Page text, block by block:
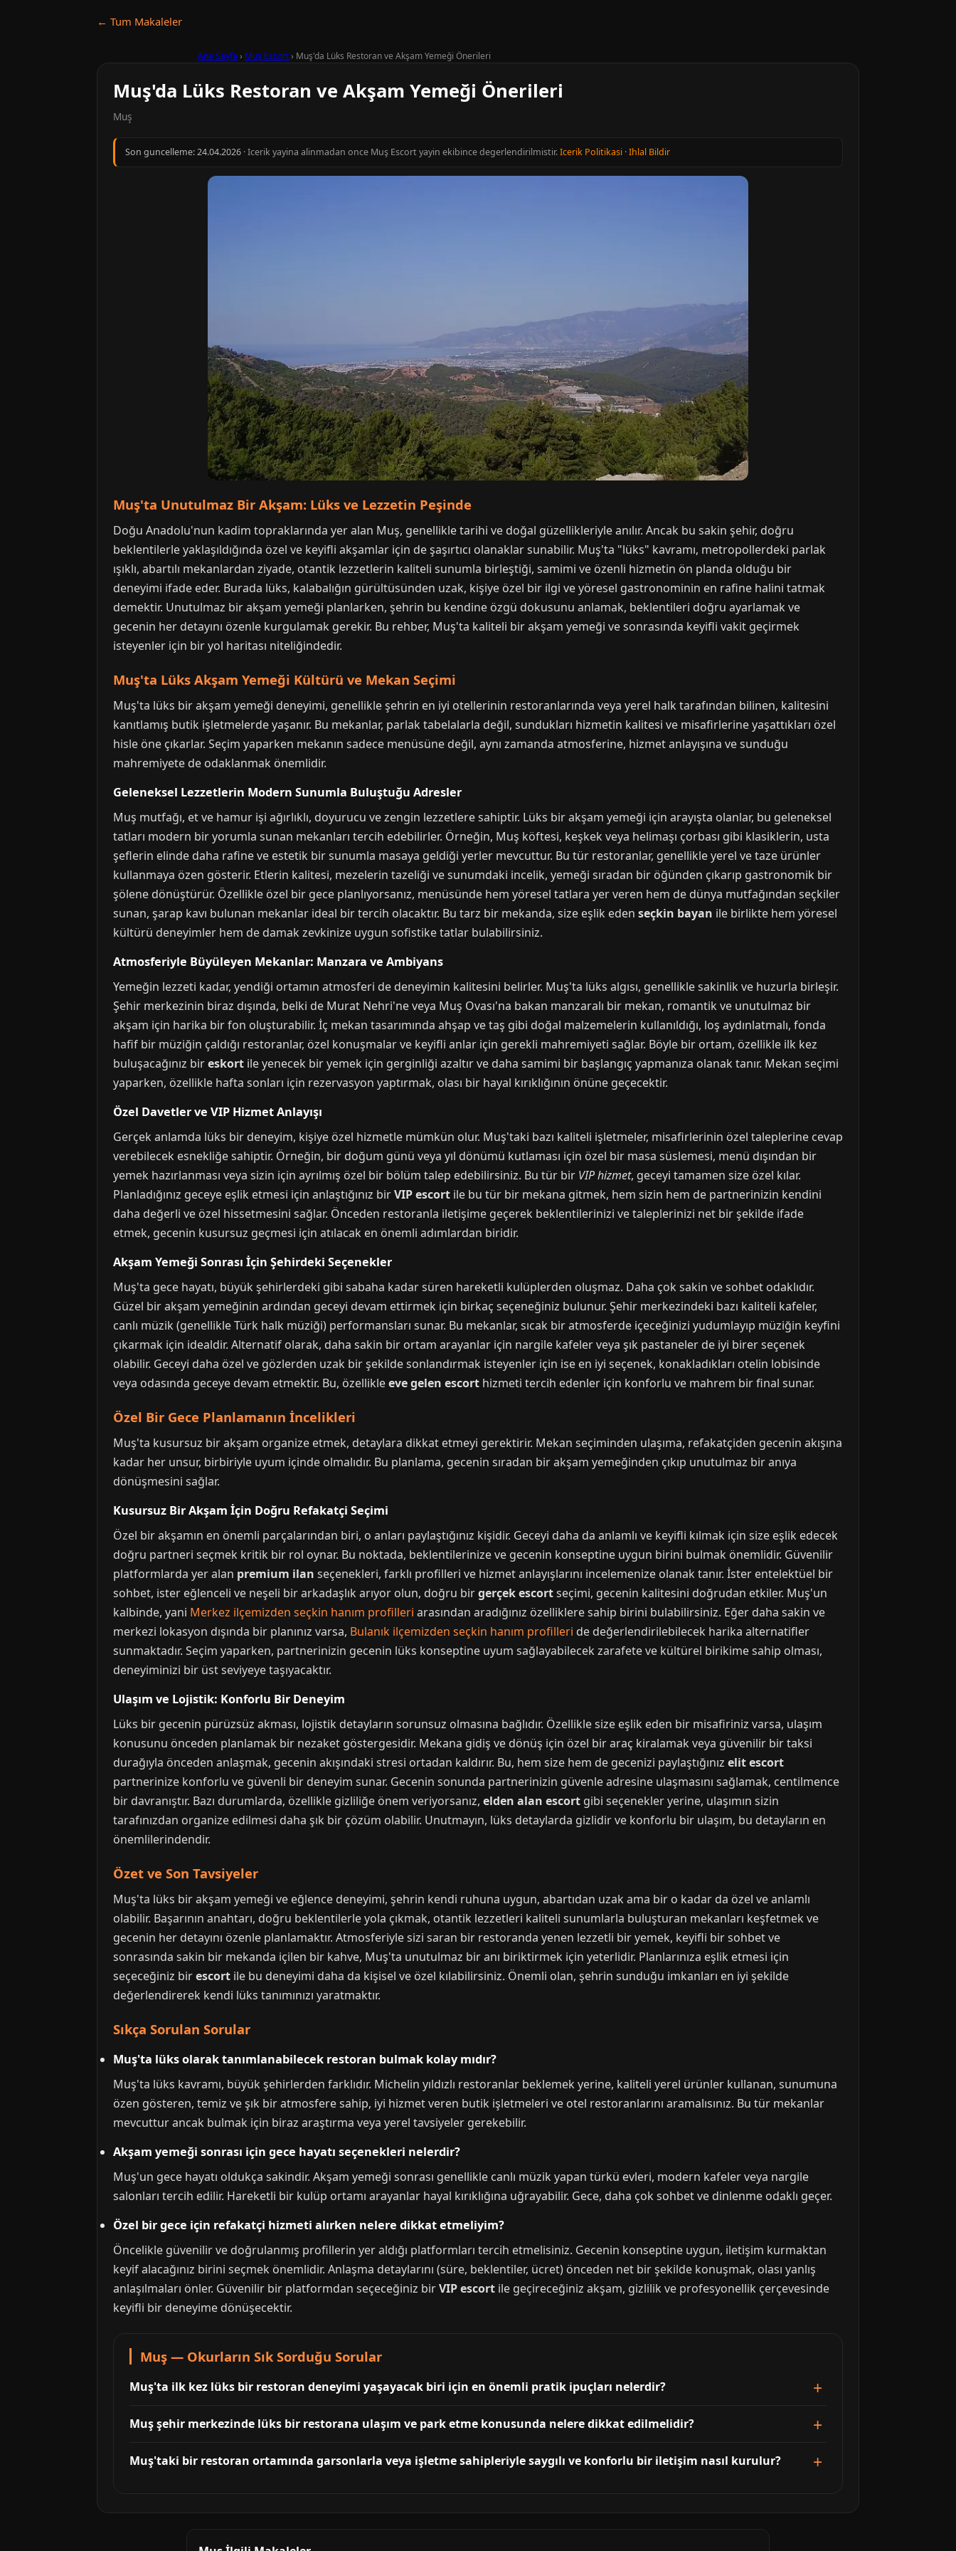
← Tum Makaleler
Ana Sayfa › Muş Escort› Muş'da Lüks Restoran ve Akşam Yemeği Önerileri
Muş'da Lüks Restoran ve Akşam Yemeği Önerileri
Muş
Son guncelleme:24.04.2026 · Icerik yayina alinmadan once Muş Escort yayin ekibince degerlendirilmistir.Icerik Politikasi ·Ihlal Bildir
Muş'ta Unutulmaz Bir Akşam: Lüks ve Lezzetin Peşinde
Doğu Anadolu'nun kadim topraklarında yer alan Muş, genellikle tarihi ve doğal güzellikleriyle anılır. Ancak bu sakin şehir, doğru
beklentilerle yaklaşıldığında özel ve keyifli akşamlar için de şaşırtıcı olanaklar sunabilir. Muş'ta "lüks" kavramı, metropollerdeki parlak
ışıklı, abartılı mekanlardan ziyade, otantik lezzetlerin kaliteli sunumla birleştiği, samimi ve özenli hizmetin ön planda olduğu bir
deneyimi ifade eder. Burada lüks, kalabalığın gürültüsünden uzak, kişiye özel bir ilgi ve yöresel gastronominin en rafine halini tatmak
demektir. Unutulmaz bir akşam yemeği planlarken, şehrin bu kendine özgü dokusunu anlamak, beklentileri doğru ayarlamak ve
gecenin her detayını özenle kurgulamak gerekir. Bu rehber, Muş'ta kaliteli bir akşam yemeği ve sonrasında keyifli vakit geçirmek
isteyenler için bir yol haritası niteliğindedir.
Muş'ta Lüks Akşam Yemeği Kültürü ve Mekan Seçimi
Muş'ta lüks bir akşam yemeği deneyimi, genellikle şehrin en iyi otellerinin restoranlarında veya yerel halk tarafından bilinen, kalitesini
kanıtlamış butik işletmelerde yaşanır. Bu mekanlar, parlak tabelalarla değil, sundukları hizmetin kalitesi ve misafirlerine yaşattıkları özel
hisle öne çıkarlar. Seçim yaparken mekanın sadece menüsüne değil, aynı zamanda atmosferine, hizmet anlayışına ve sunduğu
mahremiyete de odaklanmak önemlidir.
Geleneksel Lezzetlerin Modern Sunumla Buluştuğu Adresler
Muş mutfağı, et ve hamur işi ağırlıklı, doyurucu ve zengin lezzetlere sahiptir. Lüks bir akşam yemeği için arayışta olanlar, bu geleneksel
tatları modern bir yorumla sunan mekanları tercih edebilirler. Örneğin, Muş köftesi, keşkek veya helimaşı çorbası gibi klasiklerin, usta
şeflerin elinde daha rafine ve estetik bir sunumla masaya geldiği yerler mevcuttur. Bu tür restoranlar, genellikle yerel ve taze ürünler
kullanmaya özen gösterir. Etlerin kalitesi, mezelerin tazeliği ve sunumdaki incelik, yemeği sıradan bir öğünden çıkarıp gastronomik bir
şölene dönüştürür. Özellikle özel bir gece planlıyorsanız, menüsünde hem yöresel tatlara yer veren hem de dünya mutfağından seçkiler
sunan, şarap kavı bulunan mekanlar ideal bir tercih olacaktır. Bu tarz bir mekanda, size eşlik eden seçkin bayan ile birlikte hem yöresel
kültürü deneyimler hem de damak zevkinize uygun sofistike tatlar bulabilirsiniz.
Atmosferiyle Büyüleyen Mekanlar: Manzara ve Ambiyans
Yemeğin lezzeti kadar, yendiği ortamın atmosferi de deneyimin kalitesini belirler. Muş'ta lüks algısı, genellikle sakinlik ve huzurla birleşir.
Şehir merkezinin biraz dışında, belki de Murat Nehri'ne veya Muş Ovası'na bakan manzaralı bir mekan, romantik ve unutulmaz bir
akşam için harika bir fon oluşturabilir. İç mekan tasarımında ahşap ve taş gibi doğal malzemelerin kullanıldığı, loş aydınlatmalı, fonda
hafif bir müziğin çaldığı restoranlar, özel konuşmalar ve keyifli anlar için gerekli mahremiyeti sağlar. Böyle bir ortam, özellikle ilk kez
buluşacağınız bireskort ile yenecek bir yemek için gerginliği azaltır ve daha samimi bir başlangıç yapmanıza olanak tanır. Mekan seçimi
yaparken, özellikle hafta sonları için rezervasyon yaptırmak, olası bir hayal kırıklığının önüne geçecektir.
Özel Davetler ve VIP Hizmet Anlayışı
Gerçek anlamda lüks bir deneyim, kişiye özel hizmetle mümkün olur. Muş'taki bazı kaliteli işletmeler, misafirlerinin özel taleplerine cevap
verebilecek esnekliğe sahiptir. Örneğin, bir doğum günü veya yıl dönümü kutlaması için özel bir masa süslemesi, menü dışından bir
yemek hazırlanması veya sizin için ayrılmış özel bir bölüm talep edebilirsiniz. Bu tür bir VIP hizmet, geceyi tamamen size özel kılar.
Planladığınız geceye eşlik etmesi için anlaştığınız birVIP escort ile bu tür bir mekana gitmek, hem sizin hem de partnerinizin kendini
daha değerli ve özel hissetmesini sağlar. Önceden restoranla iletişime geçerek beklentilerinizi ve taleplerinizi net bir şekilde ifade
etmek, gecenin kusursuz geçmesi için atılacak en önemli adımlardan biridir.
Akşam Yemeği Sonrası İçin Şehirdeki Seçenekler
Muş'ta gece hayatı, büyük şehirlerdeki gibi sabaha kadar süren hareketli kulüplerden oluşmaz. Daha çok sakin ve sohbet odaklıdır.
Güzel bir akşam yemeğinin ardından geceyi devam ettirmek için birkaç seçeneğiniz bulunur. Şehir merkezindeki bazı kaliteli kafeler,
canlı müzik (genellikle Türk halk müziği) performansları sunar. Bu mekanlar, sıcak bir atmosferde içeceğinizi yudumlayıp müziğin keyfini
çıkarmak için idealdir. Alternatif olarak, daha sakin bir ortam arayanlar için nargile kafeler veya şık pastaneler de iyi birer seçenek
olabilir. Geceyi daha özel ve gözlerden uzak bir şekilde sonlandırmak isteyenler için ise en iyi seçenek, konakladıkları otelin lobisinde
veya odasında geceye devam etmektir. Bu, özellikleeve gelen escort hizmeti tercih edenler için konforlu ve mahrem bir final sunar.
Özel Bir Gece Planlamanın İncelikleri
Muş'ta kusursuz bir akşam organize etmek, detaylara dikkat etmeyi gerektirir. Mekan seçiminden ulaşıma, refakatçiden gecenin akışına
kadar her unsur, birbiriyle uyum içinde olmalıdır. Bu planlama, gecenin sıradan bir akşam yemeğinden çıkıp unutulmaz bir anıya
dönüşmesini sağlar.
Kusursuz Bir Akşam İçin Doğru Refakatçi Seçimi
Özel bir akşamın en önemli parçalarından biri, o anları paylaştığınız kişidir. Geceyi daha da anlamlı ve keyifli kılmak için size eşlik edecek
doğru partneri seçmek kritik bir rol oynar. Bu noktada, beklentilerinize ve gecenin konseptine uygun birini bulmak önemlidir. Güvenilir
platformlarda yer alan premium ilan seçenekleri, farklı profilleri ve hizmet anlayışlarını incelemenize olanak tanır. İster entelektüel bir
sohbet, ister eğlenceli ve neşeli bir arkadaşlık arıyor olun, doğru birgerçek escortseçimi, gecenin kalitesini doğrudan etkiler. Muş'un
kalbinde, yani Merkez ilçemizden seçkin hanım profilleri arasından aradığınız özelliklere sahip birini bulabilirsiniz. Eğer daha sakin ve
merkezi lokasyon dışında bir planınız varsa, Bulanık ilçemizden seçkin hanım profilleri de değerlendirilebilecek harika alternatifler
sunmaktadır. Seçim yaparken, partnerinizin gecenin lüks konseptine uyum sağlayabilecek zarafete ve kültürel birikime sahip olması,
deneyiminizi bir üst seviyeye taşıyacaktır.
Ulaşım ve Lojistik: Konforlu Bir Deneyim
Lüks bir gecenin pürüzsüz akması, lojistik detayların sorunsuz olmasına bağlıdır. Özellikle size eşlik eden bir misafiriniz varsa, ulaşım
konusunu önceden planlamak bir nezaket göstergesidir. Mekana gidiş ve dönüş için özel bir araç kiralamak veya güvenilir bir taksi
durağıyla önceden anlaşmak, gecenin akışındaki stresi ortadan kaldırır. Bu, hem size hem de gecenizi paylaştığınız elit escort
partnerinize konforlu ve güvenli bir deneyim sunar. Gecenin sonunda partnerinizin güvenle adresine ulaşmasını sağlamak, centilmence
bir davranıştır. Bazı durumlarda, özellikle gizliliğe önem veriyorsanız, elden alan escort gibi seçenekler yerine, ulaşımın sizin
tarafınızdan organize edilmesi daha şık bir çözüm olabilir. Unutmayın, lüks detaylarda gizlidir ve konforlu bir ulaşım, bu detayların en
önemlilerindendir.
Özet ve Son Tavsiyeler
Muş'ta lüks bir akşam yemeği ve eğlence deneyimi, şehrin kendi ruhuna uygun, abartıdan uzak ama bir o kadar da özel ve anlamlı
olabilir. Başarının anahtarı, doğru beklentilerle yola çıkmak, otantik lezzetleri kaliteli sunumlarla buluşturan mekanları keşfetmek ve
gecenin her detayını özenle planlamaktır. Atmosferiyle sizi saran bir restoranda yenen lezzetli bir yemek, keyifli bir sohbet ve
sonrasında sakin bir mekanda içilen bir kahve, Muş'ta unutulmaz bir anı biriktirmek için yeterlidir. Planlarınıza eşlik etmesi için
seçeceğiniz birescort ile bu deneyimi daha da kişisel ve özel kılabilirsiniz. Önemli olan, şehrin sunduğu imkanları en iyi şekilde
değerlendirerek kendi lüks tanımınızı yaratmaktır.
Sıkça Sorulan Sorular
Muş'ta lüks olarak tanımlanabilecek restoran bulmak kolay mıdır?
Muş'ta lüks kavramı, büyük şehirlerden farklıdır. Michelin yıldızlı restoranlar beklemek yerine, kaliteli yerel ürünler kullanan, sunumuna
özen gösteren, temiz ve şık bir atmosfere sahip, iyi hizmet veren butik işletmeleri ve otel restoranlarını aramalısınız. Bu tür mekanlar
mevcuttur ancak bulmak için biraz araştırma veya yerel tavsiyeler gerekebilir.
Akşam yemeği sonrası için gece hayatı seçenekleri nelerdir?
Muş'un gece hayatı oldukça sakindir. Akşam yemeği sonrası genellikle canlı müzik yapan türkü evleri, modern kafeler veya nargile
salonları tercih edilir. Hareketli bir kulüp ortamı arayanlar hayal kırıklığına uğrayabilir. Gece, daha çok sohbet ve dinlenme odaklı geçer.
Özel bir gece için refakatçi hizmeti alırken nelere dikkat etmeliyim?
Öncelikle güvenilir ve doğrulanmış profillerin yer aldığı platformları tercih etmelisiniz. Gecenin konseptine uygun, iletişim kurmaktan
keyif alacağınız birini seçmek önemlidir. Anlaşma detaylarını (süre, beklentiler, ücret) önceden net bir şekilde konuşmak, olası yanlış
anlaşılmaları önler. Güvenilir bir platformdan seçeceğiniz birVIP escort ile geçireceğiniz akşam, gizlilik ve profesyonellik çerçevesinde
keyifli bir deneyime dönüşecektir.
Muş — Okurların Sık Sorduğu Sorular
Muş'ta ilk kez lüks bir restoran deneyimi yaşayacak biri için en önemli pratik ipuçları nelerdir?
Muş şehir merkezinde lüks bir restorana ulaşım ve park etme konusunda nelere dikkat edilmelidir?
Muş'taki bir restoran ortamında garsonlarla veya işletme sahipleriyle saygılı ve konforlu bir iletişim nasıl kurulur?